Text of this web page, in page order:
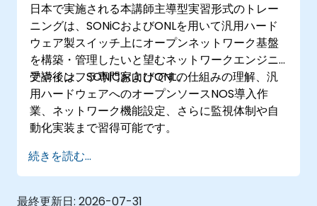
日本で実施される本講師主導型実習形式のトレー
ニングは、SONiCおよびONLを用いて汎用ハード
ウェア製スイッチ上にオープンネットワーク基盤
を構築・管理したいと望むネットワークエンジニ
アやインフラ専門家向けです。
受講後は、SONiCおよびONLの仕組みの理解、汎
用ハードウェアへのオープンソースNOS導入作
業、ネットワーク機能設定、さらに監視体制や自
動化実装まで習得可能です。
続きを読む...
最終更新日: 2026-07-31